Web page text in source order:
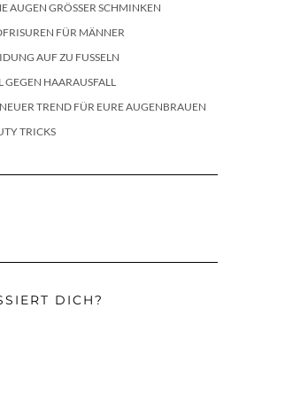
AUGEN GRÖSSER SCHMINKEN
FÜR MÄNNER
AUF ZU FUSSELN
GEGEN HAARAUSFALL
TREND FÜR EURE AUGENBRAUEN
TRICKS
DICH?